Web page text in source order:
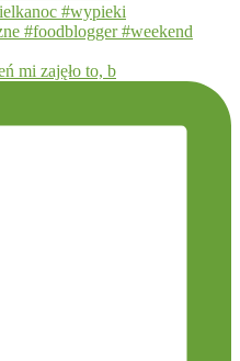
mi zajęło to, b